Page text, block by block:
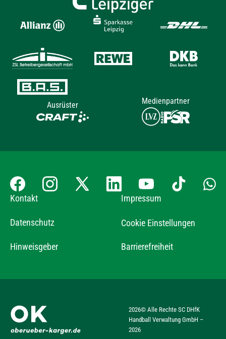
Ausrüster Medienpartner
Kontakt Impressum
Datenschutz Cookie Einstellungen
Hinweisgeber Barrierefreiheit
2026© Alle Rechte SC DHfK
Handball Verwaltung GmbH –
2026